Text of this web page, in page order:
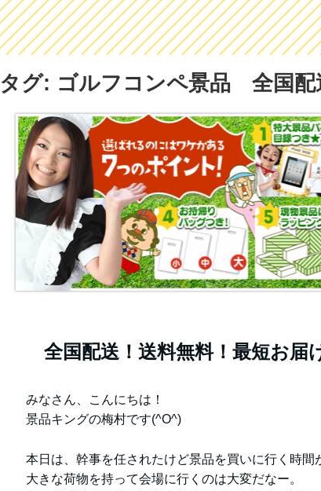
タグ: ゴルフコンペ景品 全国配
全国配送！送料無料！最短お届
みなさん、こんにちは！
景品キングの梅村です(^O^)
本日は、幹事を任されたけど景品を買いに行く時間
大きな荷物を持って会場に行くのは大変だなー。